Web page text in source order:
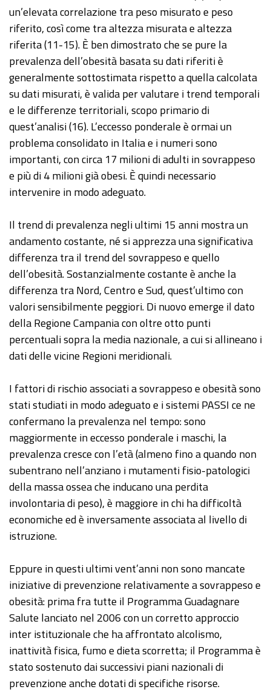
un’elevata correlazione tra peso misurato e peso
riferito, così come tra altezza misurata e altezza
riferita (11-15). È ben dimostrato che se pure la
prevalenza dell’obesità basata su dati riferiti è
generalmente sottostimata rispetto a quella calcolata
su dati misurati, è valida per valutare i trend temporali
e le differenze territoriali, scopo primario di
quest’analisi (16). L’eccesso ponderale è ormai un
problema consolidato in Italia e i numeri sono
importanti, con circa 17 milioni di adulti in sovrappeso
e più di 4 milioni già obesi. È quindi necessario
intervenire in modo adeguato.
Il trend di prevalenza negli ultimi 15 anni mostra un
andamento costante, né si apprezza una significativa
differenza tra il trend del sovrappeso e quello
dell’obesità. Sostanzialmente costante è anche la
differenza tra Nord, Centro e Sud, quest’ultimo con
valori sensibilmente peggiori. Di nuovo emerge il dato
della Regione Campania con oltre otto punti
percentuali sopra la media nazionale, a cui si allineano i
dati delle vicine Regioni meridionali.
I fattori di rischio associati a sovrappeso e obesità sono
stati studiati in modo adeguato e i sistemi PASSI ce ne
confermano la prevalenza nel tempo: sono
maggiormente in eccesso ponderale i maschi, la
prevalenza cresce con l’età (almeno fino a quando non
subentrano nell’anziano i mutamenti fisio-patologici
della massa ossea che inducano una perdita
involontaria di peso), è maggiore in chi ha difficoltà
economiche ed è inversamente associata al livello di
istruzione.
Eppure in questi ultimi vent’anni non sono mancate
iniziative di prevenzione relativamente a sovrappeso e
obesità: prima fra tutte il Programma Guadagnare
Salute lanciato nel 2006 con un corretto approccio
inter istituzionale che ha affrontato alcolismo,
inattività fisica, fumo e dieta scorretta; il Programma è
stato sostenuto dai successivi piani nazionali di
prevenzione anche dotati di specifiche risorse.